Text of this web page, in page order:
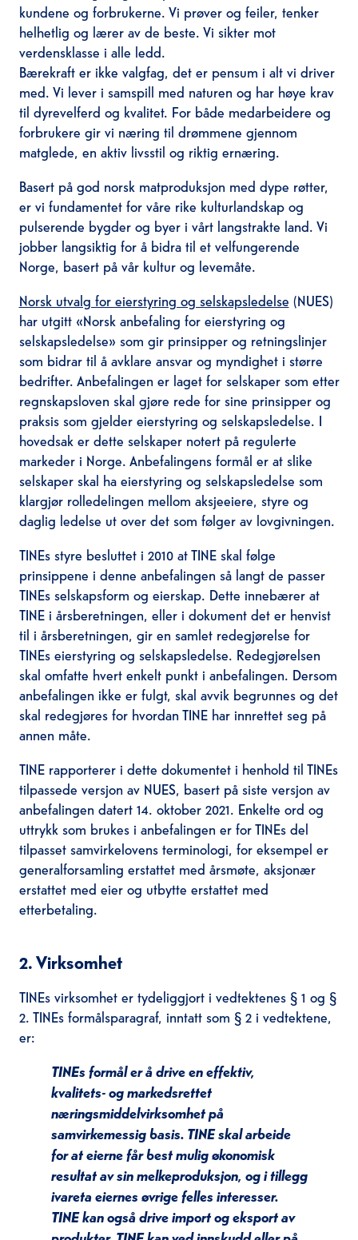
kundene og forbrukerne. Vi prøver og feiler, tenker
helhetlig og lærer av de beste. Vi sikter mot
verdensklasse i alle ledd.
Bærekraft er ikke valgfag, det er pensum i alt vi driver
med. Vi lever i samspill med naturen og har høye krav
til dyrevelferd og kvalitet. For både medarbeidere og
forbrukere gir vi næring til drømmene gjennom
matglede, en aktiv livsstil og riktig ernæring.
Basert på god norsk matproduksjon med dype røtter,
er vi fundamentet for våre rike kulturlandskap og
pulserende bygder og byer i vårt langstrakte land. Vi
jobber langsiktig for å bidra til et velfungerende
Norge, basert på vår kultur og levemåte.
Norsk utvalg for eierstyring og selskapsledelse (NUES)
har utgitt «Norsk anbefaling for eierstyring og
selskapsledelse» som gir prinsipper og retningslinjer
som bidrar til å avklare ansvar og myndighet i større
bedrifter. Anbefalingen er laget for selskaper som etter
regnskapsloven skal gjøre rede for sine prinsipper og
praksis som gjelder eierstyring og selskapsledelse. I
hovedsak er dette selskaper notert på regulerte
markeder i Norge. Anbefalingens formål er at slike
selskaper skal ha eierstyring og selskapsledelse som
klargjør rolledelingen mellom aksjeeiere, styre og
daglig ledelse ut over det som følger av lovgivningen.
TINEs styre besluttet i 2010 at TINE skal følge
prinsippene i denne anbefalingen så langt de passer
TINEs selskapsform og eierskap. Dette innebærer at
TINE i årsberetningen, eller i dokument det er henvist
til i årsberetningen, gir en samlet redegjørelse for
TINEs eierstyring og selskapsledelse. Redegjørelsen
skal omfatte hvert enkelt punkt i anbefalingen. Dersom
anbefalingen ikke er fulgt, skal avvik begrunnes og det
skal redegjøres for hvordan TINE har innrettet seg på
annen måte.
TINE rapporterer i dette dokumentet i henhold til TINEs
tilpassede versjon av NUES, basert på siste versjon av
anbefalingen datert 14. oktober 2021. Enkelte ord og
uttrykk som brukes i anbefalingen er for TINEs del
tilpasset samvirkelovens terminologi, for eksempel er
generalforsamling erstattet med årsmøte, aksjonær
erstattet med eier og utbytte erstattet med
etterbetaling.
2. Virksomhet
TINEs virksomhet er tydeliggjort i vedtektenes § 1 og §
2. TINEs formålsparagraf, inntatt som § 2 i vedtektene,
er:
TINEs formål er å drive en effektiv,
kvalitets- og markedsrettet
næringsmiddelvirksomhet på
samvirkemessig basis. TINE skal arbeide
for at eierne får best mulig økonomisk
resultat av sin melkeproduksjon, og i tillegg
ivareta eiernes øvrige felles interesser.
TINE kan også drive import og eksport av